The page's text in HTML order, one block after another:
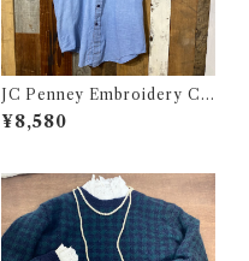
JC Penney Embroidery Ch
ambray Shirt / ジェイシーペ
ニー 刺繍入り シャンブレー シ
¥8,580